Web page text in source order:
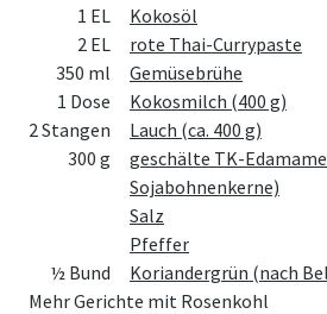
1 EL
Kokosöl
2 EL
rote Thai-Currypaste
350 ml
Gemüsebrühe
1 Dose
Kokosmilch (400 g)
2 Stangen
Lauch (ca. 400 g)
300 g
geschälte TK-
Sojabohnenkerne)
Salz
Pfeffer
½ Bund
Koriandergrün (nach
Mehr Gerichte mit Rosenkohl